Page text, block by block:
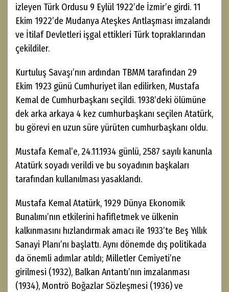
izleyen Türk Ordusu 9 Eylül 1922’de İzmir’e girdi. 11
Ekim 1922’de Mudanya Ateşkes Antlaşması imzalandı
ve İtilaf Devletleri işgal ettikleri Türk topraklarından
çekildiler.
Kurtuluş Savaşı’nın ardından TBMM tarafından 29
Ekim 1923 günü Cumhuriyet ilan edilirken, Mustafa
Kemal de Cumhurbaşkanı seçildi. 1938’deki ölümüne
dek arka arkaya 4 kez cumhurbaşkanı seçilen Atatürk,
bu görevi en uzun süre yürüten cumhurbaşkanı oldu.
Mustafa Kemal’e, 24.11.1934 günlü, 2587 sayılı kanunla
Atatürk soyadı verildi ve bu soyadının başkaları
tarafından kullanılması yasaklandı.
Mustafa Kemal Atatürk, 1929 Dünya Ekonomik
Bunalımı’nın etkilerini hafifletmek ve ülkenin
kalkınmasını hızlandırmak amacı ile 1933’te Beş Yıllık
Sanayi Planı’nı başlattı. Aynı dönemde dış politikada
da önemli adımlar atıldı; Milletler Cemiyeti’ne
girilmesi (1932), Balkan Antantı’nın imzalanması
(1934), Montrö Boğazlar Sözleşmesi (1936) ve